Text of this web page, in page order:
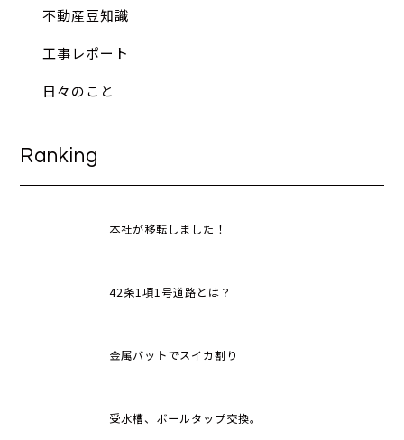
不動産豆知識
工事レポート
日々のこと
Ranking
本社が移転しました！
42条1項1号道路とは？
金属バットでスイカ割り
受水槽、ボールタップ交換。